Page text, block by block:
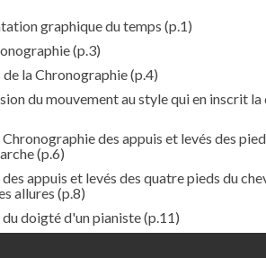
graphique du temps (p.1)
(p.3)
de la Chronographie(p.4)
du mouvement au style qui en inscrit la
des appuis et levés des
(p.6)
appuis et levés des quatre pieds du
allures (p.8)
doigté d'un pianiste(p.11)